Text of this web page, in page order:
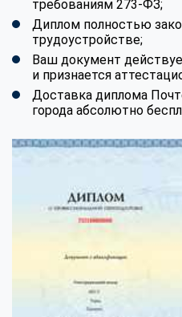
требованиям 273-ФЗ;
Диплом полностью
трудоустройстве;
Ваш документ
и признается
Доставка диплома
города абсолютно